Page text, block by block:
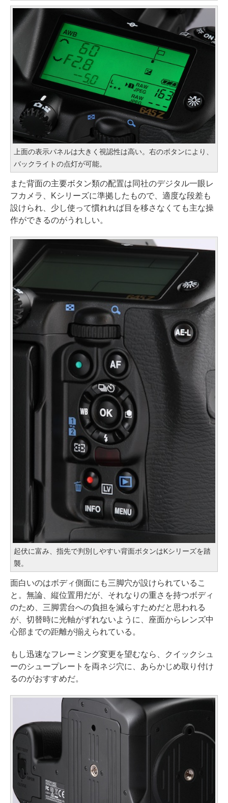
上面の表示パネルは大きく視認性は高い。右のボタンにより、
バックライトの点灯が可能。
また背面の主要ボタン類の配置は同社のデジタル一眼レ
フカメラ、Kシリーズに準拠したもので、適度な段差も
設けられ、少し使って慣れれば目を移さなくても主な操
作ができるのがうれしい。
起伏に富み、指先で判別しやすい背面ボタンはKシリーズを踏
襲。
面白いのはボディ側面にも三脚穴が設けられているこ
と。無論、縦位置用だが、それなりの重さを持つボディ
のため、三脚雲台への負担を減らすためだと思われる
が、切替時に光軸がずれないように、座面からレンズ中
心部までの距離が揃えられている。
もし迅速なフレーミング変更を望むなら、クイックシュ
ーのシュープレートを両ネジ穴に、あらかじめ取り付け
るのがおすすめだ。